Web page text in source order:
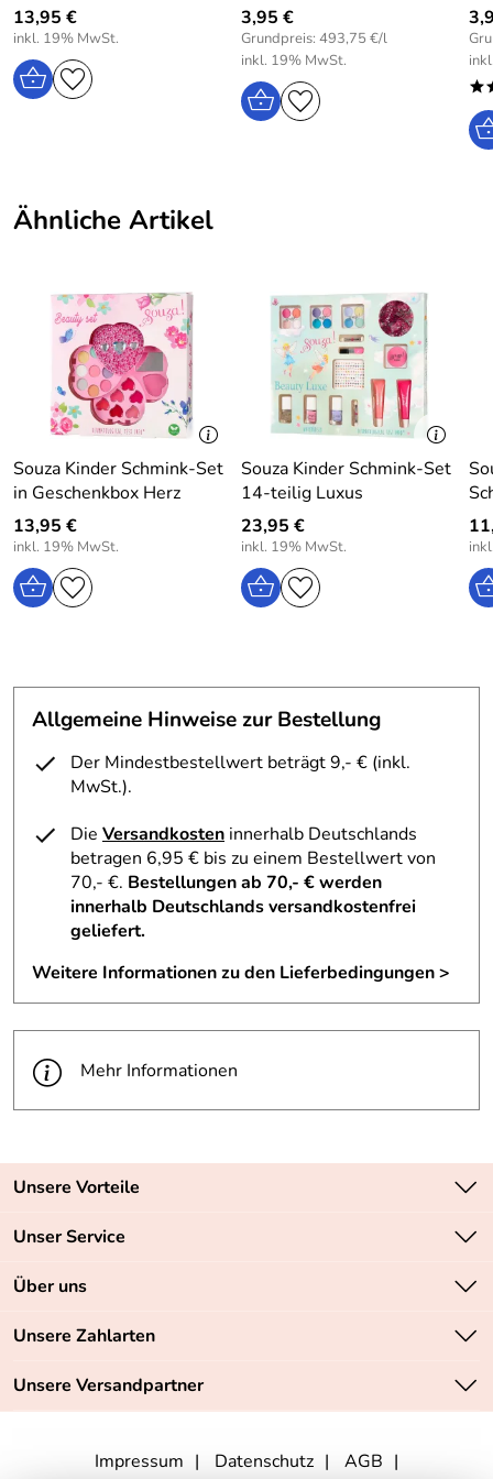
Hersteller: phanine Fantasy Brand House, NL-Postbus 90,
5690 AB Son, The Netherlands, email: info@phanine.com,
Web: www.phanine.com
13,95 €
inkl. 19% MwSt.
3,95 €
Grundpreis: 493,75 €/l
inkl. 19% MwSt.
Ähnliche Artikel
Souza Kinder Schmink-Set
in Geschenkbox Herz
13,95 €
inkl. 19% MwSt.
Souza Kinder Schmink-Set
14-teilig Luxus
23,95 €
inkl. 19% MwSt.
Allgemeine Hinweise zur Bestellung
Der Mindestbestellwert beträgt 9,- € (inkl.
MwSt.).
Die Versandkosten innerhalb Deutschlands
betragen 6,95 € bis zu einem Bestellwert von
70,- €. Bestellungen ab 70,- € werden
innerhalb Deutschlands versandkostenfrei
geliefert.
Weitere Informationen zu den Lieferbedingungen >
Mehr Informationen
Unsere Vorteile
Zahlungsarten: Vorkasse, PayPal, PayPal Express
Unser Service
Kontakt
Retourenabwicklung
Lieferbedingungen
Über uns
Unsere Bestseller
Neu
Unsere Zahlarten
Unsere Versandpartner
Impressum Datenschutz AGB